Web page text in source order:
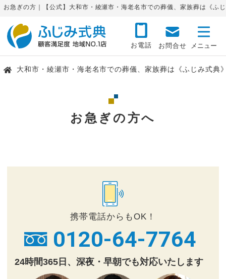
お急ぎの方｜【公式】大和市・綾瀬市・海老名市での葬儀、家族葬は《ふ
お電話 お問合せ
大和市・綾瀬市・海老名市での葬儀、家族葬は《ふじみ式典
お急ぎの方へ
携帯電話からもOK！
0120-64-7764
24時間365日、深夜・早朝でも対応いたします